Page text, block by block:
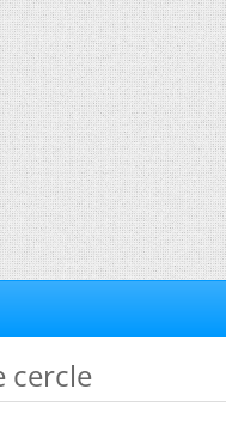
cercle